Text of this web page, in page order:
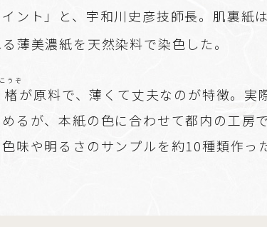
ント」と、宇和川史彦技師長。肌裏紙
薄美濃紙を天然染料で染色した。
楮
こうぞ
が原料で、薄くて丈夫なのが特徴。実
るが、本紙の色に合わせて都内の工房
味や明るさのサンプルを約10種類作っ